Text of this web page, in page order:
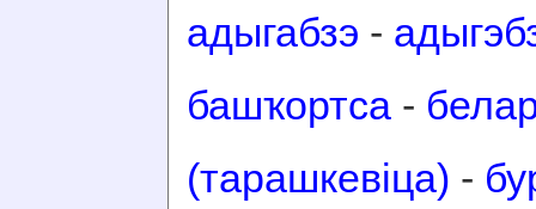
адыгабзэ -
башҡортса -
(тарашкевіца) -